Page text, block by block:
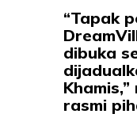
“Tapak
dibuka
rasmi